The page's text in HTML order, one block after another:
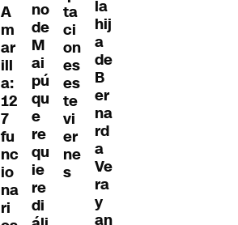
A
m
ar
ill
a:
12
7
fu
nc
io
na
ri
no
de
M
ai
pú
qu
e
re
qu
ie
re
di
ta
ci
on
es
es
te
vi
er
ne
s
la
hij
a
de
B
er
na
rd
a
Ve
ra
y
an